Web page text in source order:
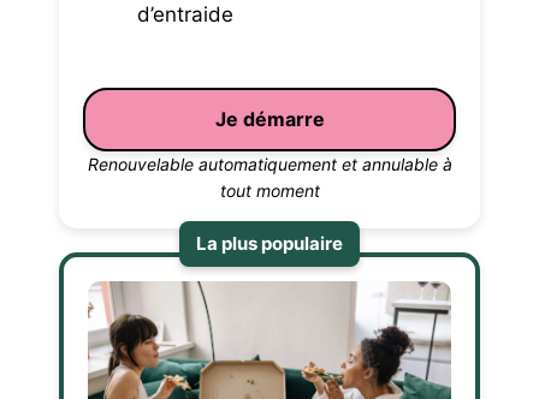
d’entraide
Je démarre
Renouvelable automatiquement et annulable à
tout moment